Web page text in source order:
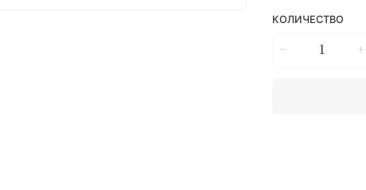
КОЛИЧЕСТВО